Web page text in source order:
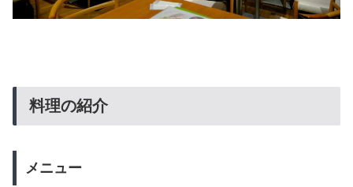
料理の紹介
メニュー